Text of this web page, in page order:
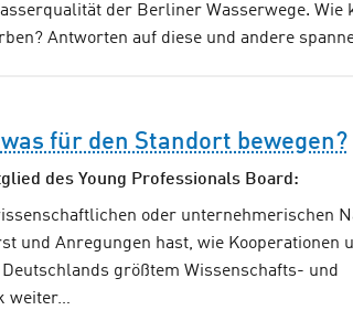
der Berliner Wasserwege. Wie
Antworten auf diese und andere
für den Standort bewegen?
des Young Professionals Board:
oder unternehmerischen
und Anregungen hast, wie Kooperationen
größtem Wissenschafts- und
weiter…